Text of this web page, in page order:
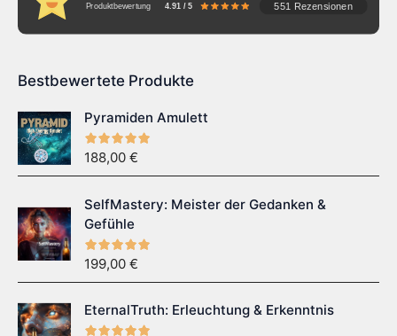
Produktbewertung 4.91 / 5 551 Rezensionen
Bestbewertete Produkte
Pyramiden Amulett
188,00€
SelfMastery: Meister der Gedanken &
Gefühle
199,00€
EternalTruth: Erleuchtung & Erkenntnis